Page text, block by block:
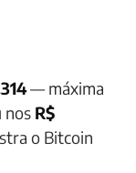
— máxima
nos R$
o Bitcoin